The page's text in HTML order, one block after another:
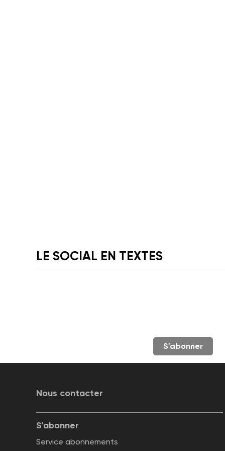
LE SOCIAL EN TEXTES
S'abonner
Nous contacter
S'abonner
Service abonnements